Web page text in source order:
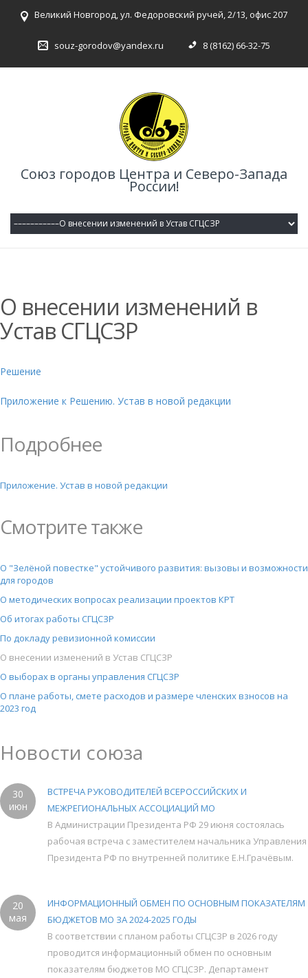
Великий Новгород, ул. Федоровский ручей, 2/13, офис 207
souz-gorodov@yandex.ru 8 (8162) 66-32-75
Союз городов Центра и Северо-Запада
России!
О внесении изменений в
Устав СГЦСЗР
Решение
Приложение к Решению. Устав в новой редакции
Подробнее
Приложение. Устав в новой редакции
Смотрите также
О "Зелёной повестке" устойчивого развития: вызовы и возможности
для городов
О методических вопросах реализации проектов КРТ
Об итогах работы СГЦСЗР
По докладу ревизионной комиссии
О внесении изменений в Устав СГЦСЗР
О выборах в органы управления СГЦСЗР
О плане работы, смете расходов и размере членских взносов на
2023 год
Новости союза
30
июн
ВСТРЕЧА РУКОВОДИТЕЛЕЙ ВСЕРОССИЙСКИХ И
МЕЖРЕГИОНАЛЬНЫХ АССОЦИАЦИЙ МО
В Администрации Президента РФ 29 июня состоялась
рабочая встреча с заместителем начальника Управления
Президента РФ по внутренней политике Е.Н.Грачёвым.
20
мая
ИНФОРМАЦИОННЫЙ ОБМЕН ПО ОСНОВНЫМ ПОКАЗАТЕЛЯМ
БЮДЖЕТОВ МО ЗА 2024-2025 ГОДЫ
В соответствии с планом работы СГЦСЗР в 2026 году
проводится информационный обмен по основным
показателям бюджетов МО СГЦСЗР. Департамент